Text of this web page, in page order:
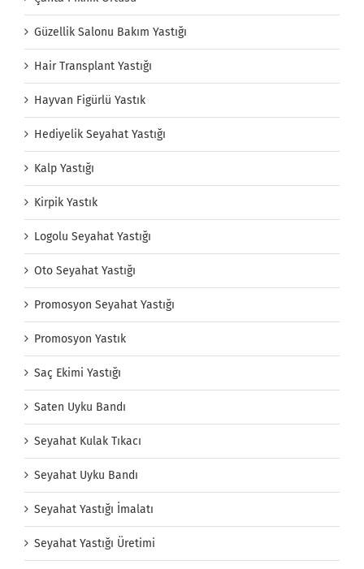
Güzellik Salonu Bakım Yastığı
Hair Transplant Yastığı
Hayvan Figürlü Yastık
Hediyelik Seyahat Yastığı
Kalp Yastığı
Kirpik Yastık
Logolu Seyahat Yastığı
Oto Seyahat Yastığı
Promosyon Seyahat Yastığı
Promosyon Yastık
Saç Ekimi Yastığı
Saten Uyku Bandı
Seyahat Kulak Tıkacı
Seyahat Uyku Bandı
Seyahat Yastığı İmalatı
Seyahat Yastığı Üretimi